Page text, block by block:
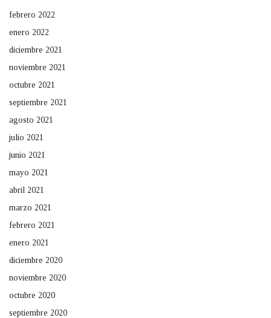
febrero 2022
enero 2022
diciembre 2021
noviembre 2021
octubre 2021
septiembre 2021
agosto 2021
julio 2021
junio 2021
mayo 2021
abril 2021
marzo 2021
febrero 2021
enero 2021
diciembre 2020
noviembre 2020
octubre 2020
septiembre 2020